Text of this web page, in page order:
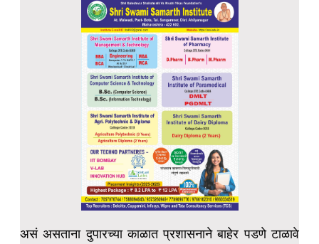
असं असताना दुपारच्या काळात प्रशासनाने बाहेर पडणे टाळावे